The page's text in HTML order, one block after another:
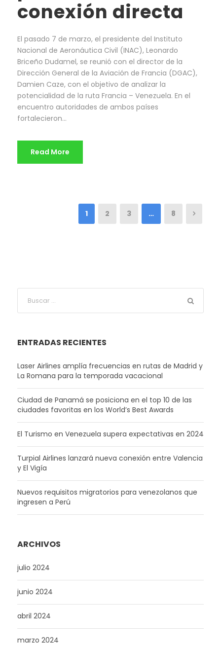
conexión directa
El pasado 7 de marzo, el presidente del Instituto
Nacional de Aeronáutica Civil (INAC), Leonardo
Briceño Dudamel, se reunió con el director de la
Dirección General de la Aviación de Francia (DGAC),
Damien Caze, con el objetivo de analizar la
potencialidad de la ruta Francia – Venezuela. En el
encuentro autoridades de ambos países
fortalecieron...
Read More
1 2 3 … 8
ENTRADAS RECIENTES
Laser Airlines amplía frecuencias en rutas de Madrid y
La Romana para la temporada vacacional
Ciudad de Panamá se posiciona en el top 10 de las
ciudades favoritas en los World’s Best Awards
El Turismo en Venezuela supera expectativas en 2024
Turpial Airlines lanzará nueva conexión entre Valencia
y El Vigía
Nuevos requisitos migratorios para venezolanos que
ingresen a Perú
ARCHIVOS
julio 2024
junio 2024
abril 2024
marzo 2024